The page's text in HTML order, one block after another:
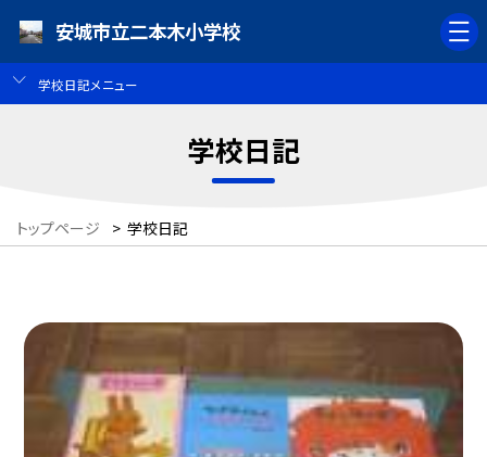
安城市立二本木小学校
学校日記メニュー
学校日記
トップページ > 学校日記